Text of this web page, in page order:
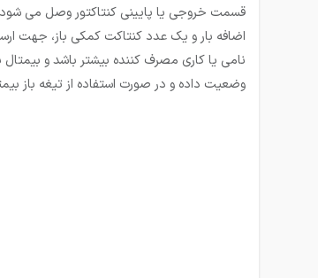
قسمت خروجی یا پایینی کنتاکتور وصل می
اضافه بار و یک عدد کنتاکت کمکی باز، جهت
نامی یا کاری مصرف کننده بیشتر باشد و
وضعیت داده و در صورت استفاده از تیغه باز